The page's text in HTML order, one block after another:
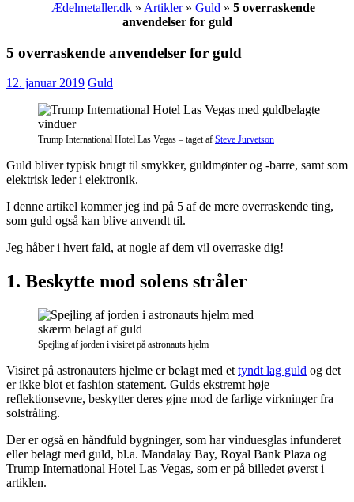
Ædelmetaller.dk» Artikler» Guld » 5 overraskende
anvendelser for guld
5 overraskende anvendelser for guld
12. januar 2019 Guld
Trump International Hotel Las Vegas – taget af Steve Jurvetson
Guld bliver typisk brugt til smykker, guldmønter og -barre, samt som
elektrisk leder i elektronik.
I denne artikel kommer jeg ind på 5 af de mere overraskende ting,
som guld også kan blive anvendt til.
Jeg håber i hvert fald, at nogle af dem vil overraske dig!
1. Beskytte mod solens stråler
Spejling af jorden i visiret på astronauts hjelm
Visiret på astronauters hjelme er belagt med et tyndt lag guld og det
er ikke blot et fashion statement. Gulds ekstremt høje
reflektionsevne, beskytter deres øjne mod de farlige virkninger fra
solstråling.
Der er også en håndfuld bygninger, som har vinduesglas infunderet
eller belagt med guld, bl.a. Mandalay Bay, Royal Bank Plaza og
Trump International Hotel Las Vegas, som er på billedet øverst i
artiklen.